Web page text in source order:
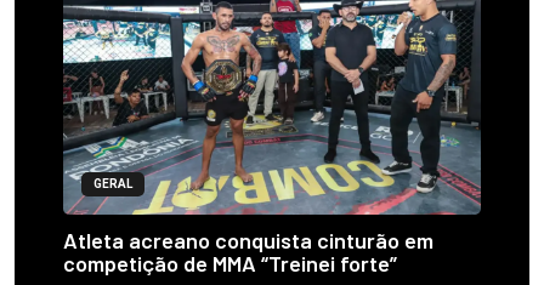
GERAL
Atleta acreano conquista cinturão em
competição de MMA “Treinei forte”